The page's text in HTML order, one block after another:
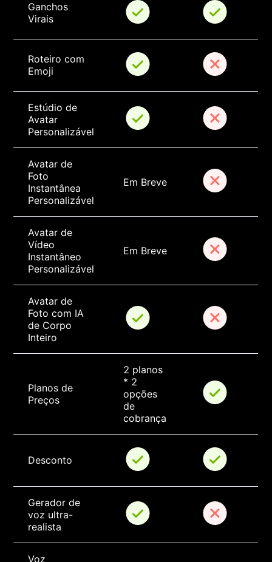
Ganchos
Virais
Roteiro com
Emoji
Estúdio de
Avatar
Personalizável
Avatar de
Foto
Instantânea
Personalizável
Em Breve
Avatar de
Vídeo
Instantâneo
Personalizável
Em Breve
Avatar de
Foto com IA
de Corpo
Inteiro
Planos de
Preços
2 planos
* 2
opções
de
cobrança
Desconto
Gerador de
voz ultra-
realista
Voz